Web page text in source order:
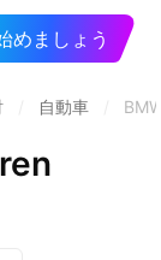
めましょう
自動車